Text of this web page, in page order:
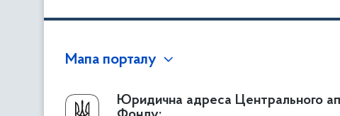
Мапа порталу
Про ФондЮридична адреса Центрального